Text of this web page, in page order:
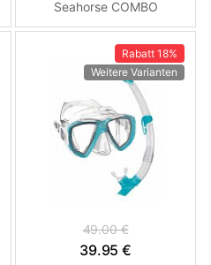
Seahorse COMBO
Schnorchelset Růžová
Rabatt 18%
Weitere Varianten
49.00 €
39.95 €